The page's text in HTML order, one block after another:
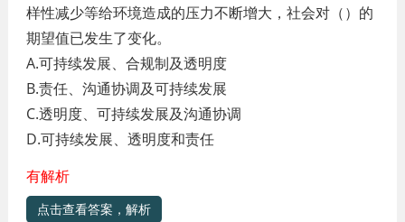
样性减少等给环境造成的压力不断增大，社会对（）的
期望值已发生了变化。
A.可持续发展、合规制及透明度
B.责任、沟通协调及可持续发展
C.透明度、可持续发展及沟通协调
D.可持续发展、透明度和责任
有解析
点击查看答案，解析